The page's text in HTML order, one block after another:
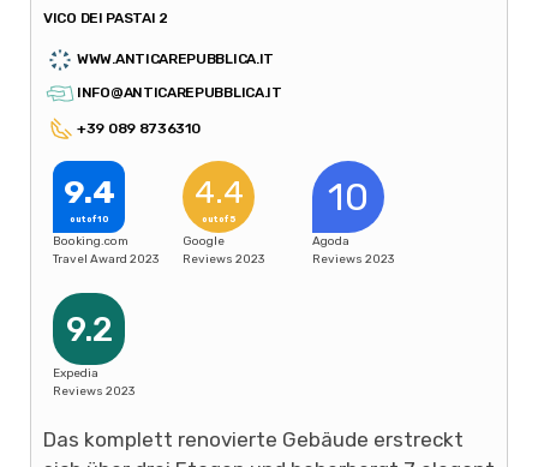
VICO DEI PASTAI 2
WWW.ANTICAREPUBBLICA.IT
INFO@ANTICAREPUBBLICA.IT
+39 089 8736310
9.4
out of 10
Booking.com
Travel Award 2023
4.4
out of 5
Google
Reviews 2023
10
Agoda
Reviews 2023
9.2
Expedia
Reviews 2023
Das komplett renovierte Gebäude erstreckt